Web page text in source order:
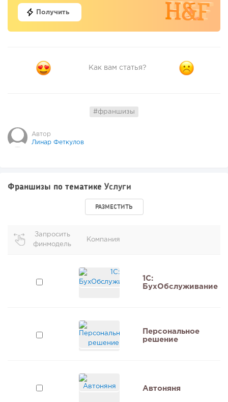
Получить
Как вам статья?
#франшизы
Автор
Линар Феткулов
Франшизы по тематике Услуги
РАЗМЕСТИТЬ
Запросить
финмодель
Компания
1C:
БухОбслуживание
Персональное
решение
Автоняня